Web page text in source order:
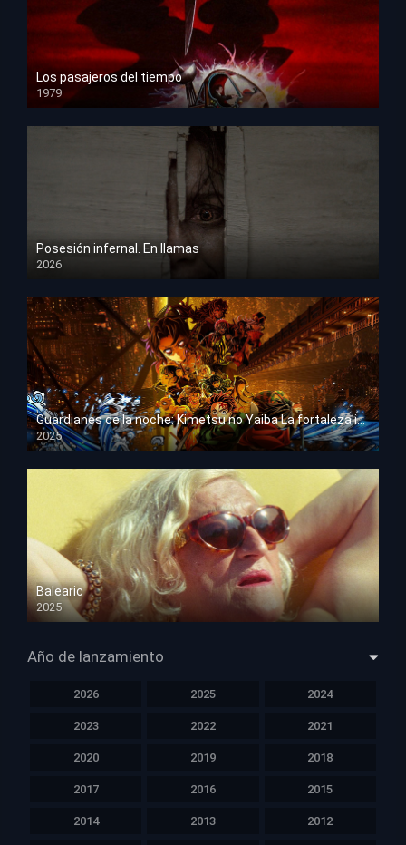
Los pasajeros del tiempo
1979
HD 1080p
Posesión infernal. En llamas
2026
HD 1080p
Guardianes de la noche: Kimetsu no Yaiba La fortaleza infinita
2025
HD 1080p
Balearic
2025
HD 1080p
Año de lanzamiento
2026 2025 2024
2023 2022 2021
2020 2019 2018
2017 2016 2015
2014 2013 2012